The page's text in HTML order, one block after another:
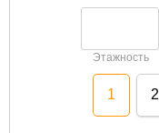
Этажность
1 2